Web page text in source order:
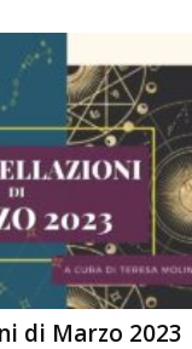
di Marzo 2023